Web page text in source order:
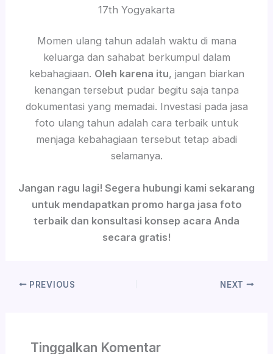
17th Yogyakarta
Momen ulang tahun adalah waktu di mana
keluarga dan sahabat berkumpul dalam
kebahagiaan. Oleh karena itu, jangan biarkan
kenangan tersebut pudar begitu saja tanpa
dokumentasi yang memadai. Investasi pada jasa
foto ulang tahun adalah cara terbaik untuk
menjaga kebahagiaan tersebut tetap abadi
selamanya.
Jangan ragu lagi! Segera hubungi kami sekarang
untuk mendapatkan promo harga jasa foto
terbaik dan konsultasi konsep acara Anda
secara gratis!
PREVIOUS NEXT
Tinggalkan Komentar